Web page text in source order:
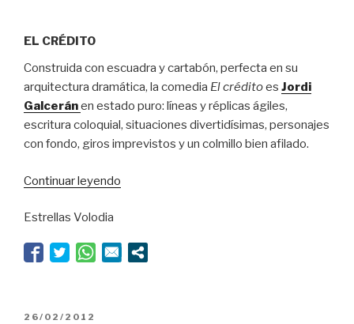
EL CRÉDITO
Construida con escuadra y cartabón, perfecta en su
arquitectura dramática, la comedia El créditoes Jordi
Galceránen estado puro: líneas y réplicas ágiles,
escritura coloquial, situaciones divertidísimas, personajes
con fondo, giros imprevistos y un colmillo bien afilado.
Continuar leyendo
Estrellas Volodia
PUBLICADO
26/02/2012